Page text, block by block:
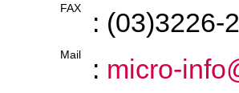
FAX : (03)3226-
Mail : micro-